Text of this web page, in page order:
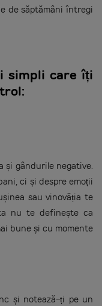
de săptămâni întregi
simpli care îți
și gândurile negative.
ci și despre emoții
sau vinovăția te
nu te definește ca
bune și cu momente
și notează-ți pe un